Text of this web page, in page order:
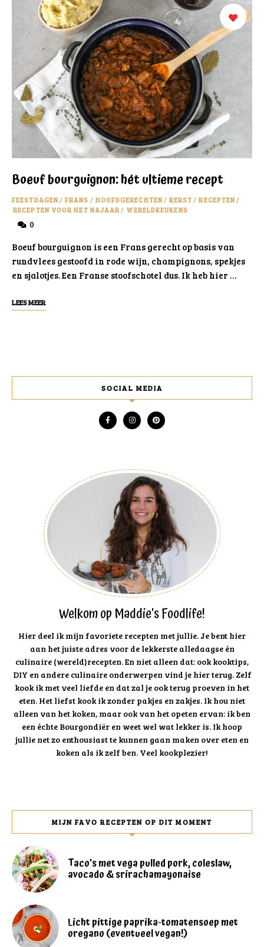
Boeuf bourguignon: hét ultieme recept
FEESTDAGEN / FRANS / HOOFDGERECHTEN/ KERST / RECEPTEN /
RECEPTEN VOOR HET NAJAAR / WERELDKEUKENS
0
Boeuf bourguignon is een Frans gerecht op basis van
rundvlees gestoofd in rode wijn, champignons, spekjes
en sjalotjes. Een Franse stoofschotel dus. Ik heb hier …
LEES MEER
SOCIAL MEDIA
Welkom op Maddie's Foodlife!
Hier deel ik mijn favoriete recepten met jullie. Je bent hier
aan het juiste adres voor de lekkerste alledaagse én
culinaire (wereld)recepten. En niet alleen dat: ook kooktips,
DIY en andere culinaire onderwerpen vind je hier terug. Zelf
kook ik met veel liefde en dat zal je ook terug proeven in het
eten. Het liefst kook ik zonder pakjes en zakjes. Ik hou niet
alleen van het koken, maar ook van het opeten ervan: ik ben
een échte Bourgondiër en weet wel wat lekker is. Ik hoop
jullie net zo enthousiast te kunnen gaan maken over eten en
koken als ik zelf ben. Veel kookplezier!
MIJN FAVO RECEPTEN OP DIT MOMENT
Taco’s met vega pulled pork, coleslaw,
avocado & srirachamayonaise
Licht pittige paprika-tomatensoep met
oregano (eventueel vegan!)